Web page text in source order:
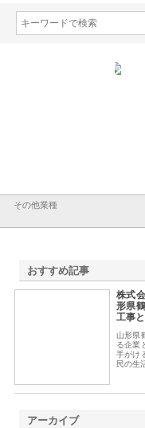
その他業種
おすすめ記事
株式
形県
工事
山形県
る企業
手がけ
民の生
アーカイブ